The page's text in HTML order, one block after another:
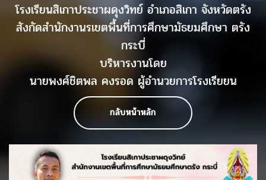
โรงเรียนสิเกาประชาผดุงวิทย์ อำเภอสิเกา จังหวัดตรัง
สังกัดสำนักงานรเขตพื้นที่การศึกษามัธยมศึกษา ตรัง
กระบี่
บริหารงานโดย
นายพงศ์ชิตพล คงรอด ผู้อำนวยการโรงเรียยน
กลับหน้าหลัก